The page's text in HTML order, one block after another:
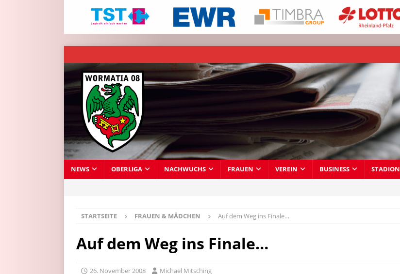
NEWS OBERLIGA NACHWUCHS FRAUEN VEREIN BUSINESS STADION
STARTSEITE FRAUEN & MÄDCHEN Auf dem Weg ins Finale…
Auf dem Weg ins Finale…
26. November 2008 Michael Mitsching